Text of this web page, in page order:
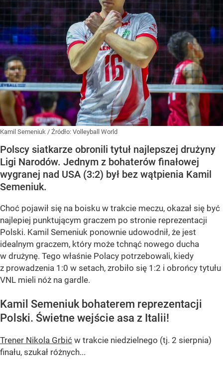
Kamil Semeniuk / Źródło: Volleyball World
Polscy siatkarze obronili tytuł najlepszej drużyny
Ligi Narodów. Jednym z bohaterów finałowej
wygranej nad USA (3:2) był bez wątpienia Kamil
Semeniuk.
Choć pojawił się na boisku w trakcie meczu, okazał się być
najlepiej punktującym graczem po stronie reprezentacji
Polski. Kamil Semeniuk ponownie udowodnił, że jest
idealnym graczem, który może tchnąć nowego ducha
w drużynę. Tego właśnie Polacy potrzebowali, kiedy
z prowadzenia 1:0 w setach, zrobiło się 1:2 i obrońcy tytułu
VNL mieli nóż na gardle.
Kamil Semeniuk bohaterem reprezentacji
Polski. Świetne wejście asa z Italii!
Trener Nikola Grbić w trakcie niedzielnego (tj. 2 sierpnia)
finału, szukał różnych...